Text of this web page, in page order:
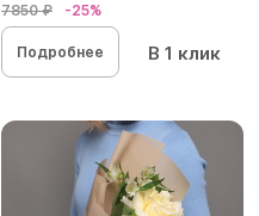
7850 ₽ -25%
Подробнее В 1 клик